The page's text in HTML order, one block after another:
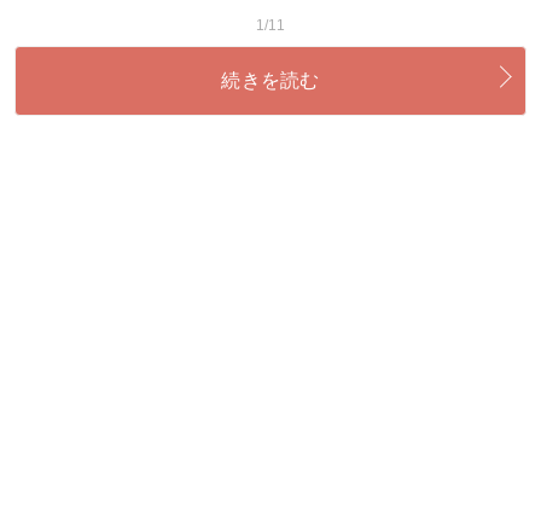
1/11
続きを読む